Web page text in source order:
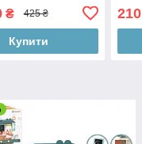
₴ 425 ₴
Купити